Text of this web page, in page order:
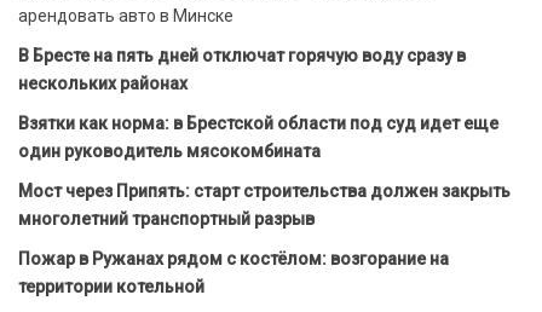
арендовать авто в Минске
В Бресте на пять дней отключат горячую воду сразу в
нескольких районах
Взятки как норма: в Брестской области под суд идет еще
один руководитель мясокомбината
Мост через Припять: старт строительства должен закрыть
многолетний транспортный разрыв
Пожар в Ружанах рядом с костёлом: возгорание на
территории котельной